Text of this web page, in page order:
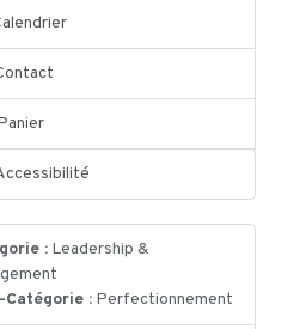
: Leadership &
Catégorie : Perfectionnement